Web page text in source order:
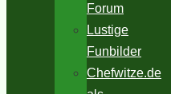
Forum
Lustige
Funbilder
Chefwitze.de